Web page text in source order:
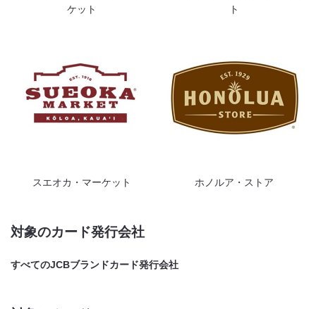
ケット
ト
スエオカ・マーケット ホノルア・ストア
対象のカード発行会社
すべてのJCBブランドカード発行会社